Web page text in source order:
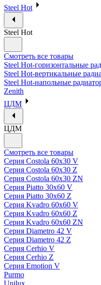
Steel Hot
Steel Hot
Смотреть все товары
Steel Hot-горизонтальные
Steel Hot-вертикальные
Steel Hot-напольные
Zenith
ЦДМ
ЦДМ
Смотреть все товары
Серия Costola 60х30 V
Серия Costola 60х30 Z
Серия Costola 60х30 ZN
Серия Piatto 30х60 V
Серия Piatto 30х60 Z
Серия Kvadro 60х60 V
Серия Kvadro 60х60 Z
Серия Kvadro 60х60 ZN
Серия Diametro 42 V
Серия Diametro 42 Z
Серия Cerhio V
Серия Cerhio Z
Серия Emotion V
Purmo